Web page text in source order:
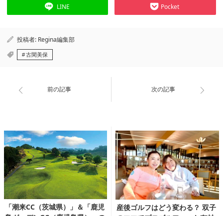
LINE Pocket
投稿者: Regina編集部
古閑美保
前の記事 次の記事
「潮来CC（茨城県）」＆「鹿児
産後ゴルフはどう変わる？ 双子